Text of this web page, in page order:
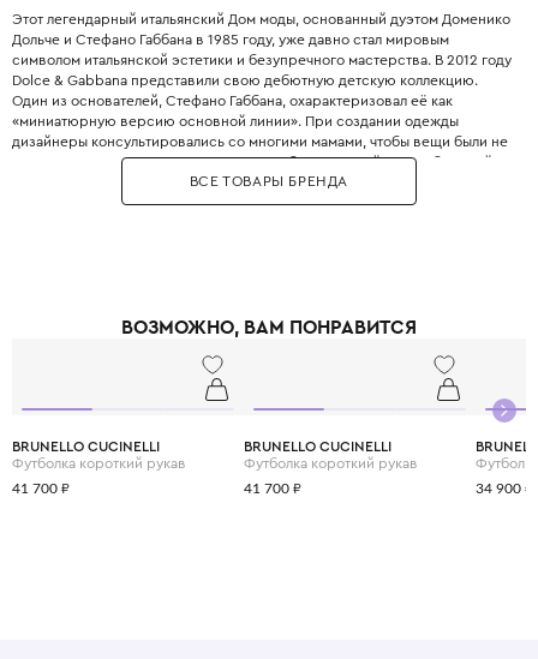
Этот легендарный итальянский Дом моды, основанный дуэтом Доменико
Дольче и Стефано Габбана в 1985 году, уже давно стал мировым
символом итальянской эстетики и безупречного мастерства. В 2012 году
Dolce & Gabbana представили свою дебютную детскую коллекцию.
Один из основателей, Стефано Габбана, охарактеризовал её как
«миниатюрную версию основной линии». При создании одежды
дизайнеры консультировались со многими мамами, чтобы вещи были не
только стильными, но и максимально удобными. Дизайнеры с большой
любовью и вниманием перенесли в детский гардероб все коды
взрослой моды: яркие цветочные принты, благородное кружево,
а главное - сделать его детство по-настоящему незабываемым и
ВСЕ ТОВАРЫ БРЕНДА
ВОЗМОЖНО, ВАМ ПОНРАВИТСЯ
BRUNELLO CUCINELLI
Футболка короткий рукав
41 700 ₽
BRUNELLO CUCINELLI
Футболка короткий рукав
41 700 ₽ 34 900 ₽